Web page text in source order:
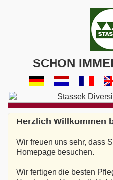
SCHON
Herzlich Willkommen
Wir freuen uns sehr, dass
Homepage besuchen.
Wir fertigen die besten